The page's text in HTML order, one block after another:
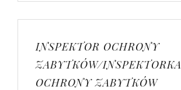
INSPEKTOR OCHRONY
ZABYTKÓW/INSPEKTORKA
OCHRONY ZABYTKÓW